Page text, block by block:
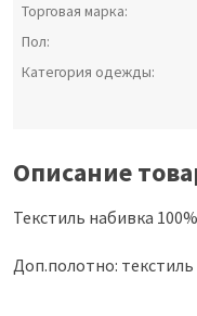
Торговая марка:
Пол:
Категория одежды:
Описание
Текстиль набивка
Доп.полотно: текстиль